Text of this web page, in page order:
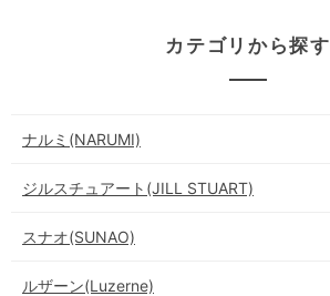
カテゴリから探す
ナルミ(NARUMI)
ジルスチュアート(JILL STUART)
スナオ(SUNAO)
ルザーン(Luzerne)